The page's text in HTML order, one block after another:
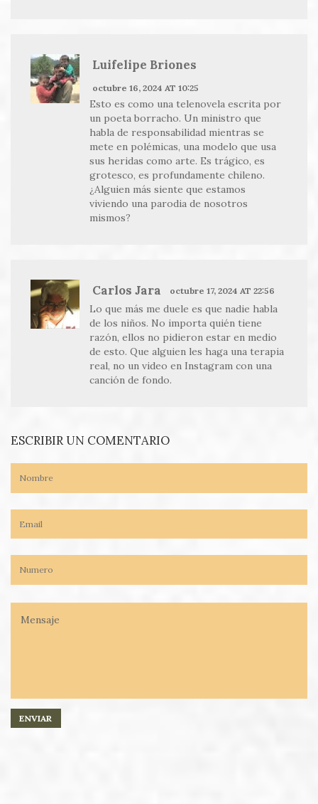
Luifelipe Briones
octubre 16, 2024 AT 10:25
Esto es como una telenovela escrita por
un poeta borracho. Un ministro que
habla de responsabilidad mientras se
mete en polémicas, una modelo que usa
sus heridas como arte. Es trágico, es
grotesco, es profundamente chileno.
¿Alguien más siente que estamos
viviendo una parodia de nosotros
mismos?
Carlos Jara octubre 17, 2024 AT 22:56
Lo que más me duele es que nadie habla
de los niños. No importa quién tiene
razón, ellos no pidieron estar en medio
de esto. Que alguien les haga una terapia
real, no un video en Instagram con una
canción de fondo.
ESCRIBIR UN COMENTARIO